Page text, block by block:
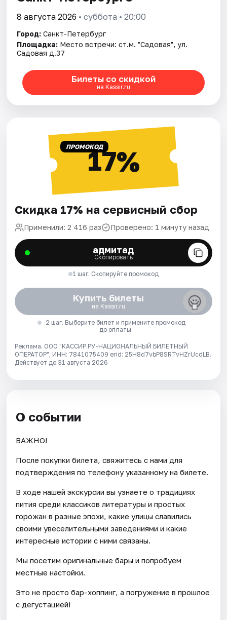
Артисты
Рейтинги
8 августа 2026 • суббота • 20:00
Город: Санкт-Петербург
Площадка: Место встречи: ст.м. "Садовая", ул.
Садовая д.37
Билеты со скидкой
на Kassir.ru
ПРОМОКОД17%
Скидка 17% на сервисный сбор
Применили: 2 416 раз Проверено: 1 минуту назад
адмитад
Скопировать
1 шаг. Скопируйте промокод
Купить билеты
на Kassir.ru
2 шаг. Выберите билет и примените промокод
до оплаты
Реклама. ООО "КАССИР.РУ-НАЦИОНАЛЬНЫЙ БИЛЕТНЫЙ
ОПЕРАТОР", ИНН: 7841075409 erid: 25H8d7vbP8SRTvHZrUcdLB.
Действует до 31 августа 2026
О событии
ВАЖНО!
После покупки билета, свяжитесь с нами для
подтверждения по телефону указанному на билете.
В ходе нашей экскурсии вы узнаете о традициях
пития среди классиков литературы и простых
горожан в разные эпохи, какие улицы славились
своими увеселительными заведениями и какие
интересные истории с ними связаны.
Мы посетим оригинальные бары и попробуем
местные настойки.
Это не просто бар-хоппинг, а погружение в прошлое
с дегустацией!